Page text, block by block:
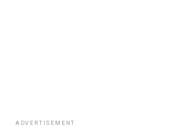
ADVERTISEMENT